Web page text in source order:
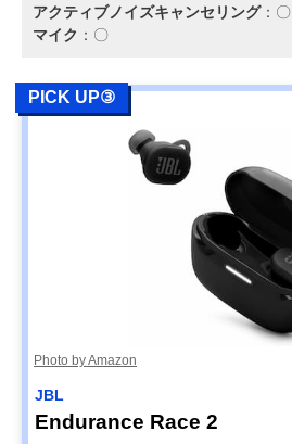
アクティブノイズキャンセリング：〇
マイク ：〇
PICK UP③
Photo by Amazon
JBL
Endurance Race 2